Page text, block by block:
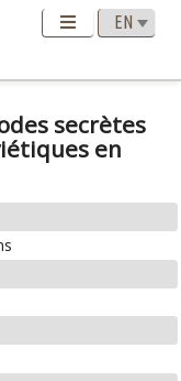
secrètes
en